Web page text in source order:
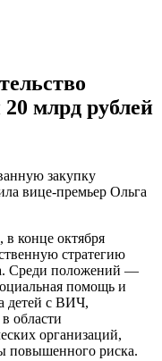
млрд рублей
закупку
вице-премьер Ольга
конце октября
стратегию
Среди положений —
помощь и
детей с ВИЧ,
области
организаций,
повышенного риска.